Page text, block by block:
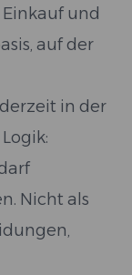
und
auf der
in der
Nicht als